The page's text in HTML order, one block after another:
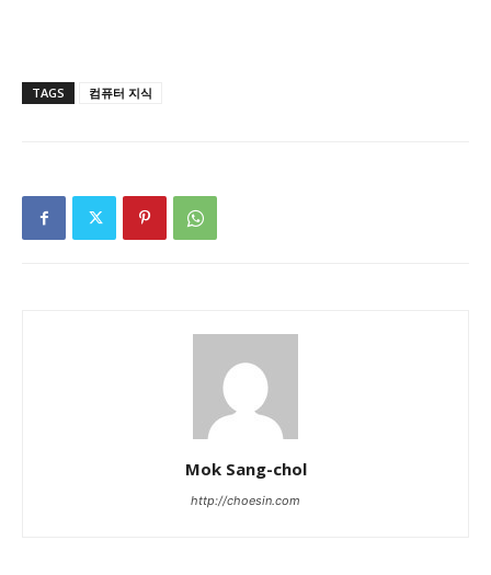
TAGS 컴퓨터 지식
Mok Sang-chol
http://choesin.com